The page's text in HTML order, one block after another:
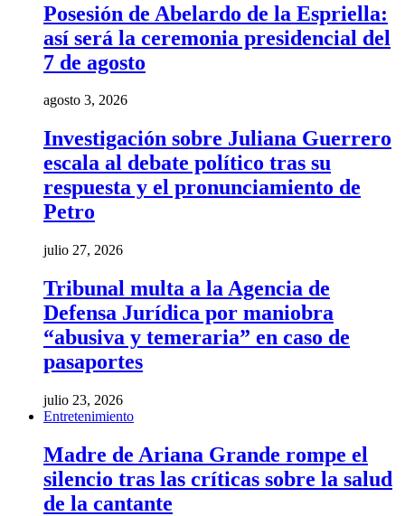
Posesión de Abelardo de la Espriella:
así será la ceremonia presidencial del
7 de agosto
agosto 3, 2026
Investigación sobre Juliana Guerrero
escala al debate político tras su
respuesta y el pronunciamiento de
Petro
julio 27, 2026
Tribunal multa a la Agencia de
Defensa Jurídica por maniobra
“abusiva y temeraria” en caso de
pasaportes
julio 23, 2026
Entretenimiento
Madre de Ariana Grande rompe el
silencio tras las críticas sobre la salud
de la cantante